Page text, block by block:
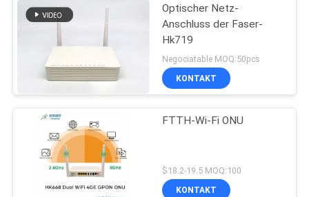
Optischer Netz-
Anschluss der Faser-
Hk719
Negociatable MOQ:50pcs
KONTAKT
FTTH-Wi-Fi ONU
$18.2-19.5 MOQ:100
KONTAKT